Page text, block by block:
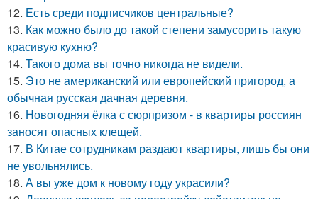
12. Есть среди подписчиков центральные?
13. Как можно было до такой степени замусорить такую
красивую кухню?
14. Такого дома вы точно никогда не видели.
15. Это не американский или европейский пригород, а
обычная русская дачная деревня.
16. Новогодняя ёлка с сюрпризом - в квартиры россиян
заносят опасных клещей.
17. В Китае сотрудникам раздают квартиры, лишь бы они
не увольнялись.
18. А вы уже дом к новому году украсили?